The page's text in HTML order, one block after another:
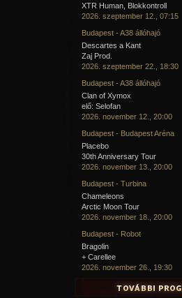
XTR Human, Blokkontroll
2026. szeptember 12., 07:15
Budapest - A38 állóhajó
Descartes a Kant
Zaj Prod.
2026. szeptember 22., 18:30
Budapest - A38 állóhajó
Clan of Xymox
elő: Selofan
2026. november 12., 20:00
Budapest - Budapest Aréna
Placebo
30th Anniversary Tour
2026. november 13., 20:00
Budapest - Turbina
Chameleons
Arctic Moon Tour
2026. november 18., 20:00
Budapest - Robot
Bragolin
+ Carellee
2026. november 26., 19:30